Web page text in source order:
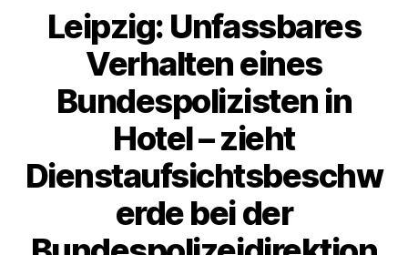
Leipzig: Unfassbares
Verhalten eines
Bundespolizisten in
Hotel – zieht
Dienstaufsichtsbeschw
erde bei der